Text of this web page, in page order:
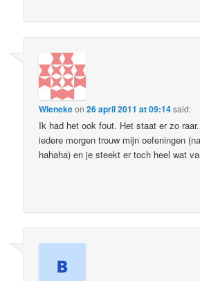
Wienekeon26 april 2011 at 09:14said:
Ik had het ook fout. Het staat er zo
iedere morgen trouw mijn oefeningen
hahaha) en je steekt er toch heel wat